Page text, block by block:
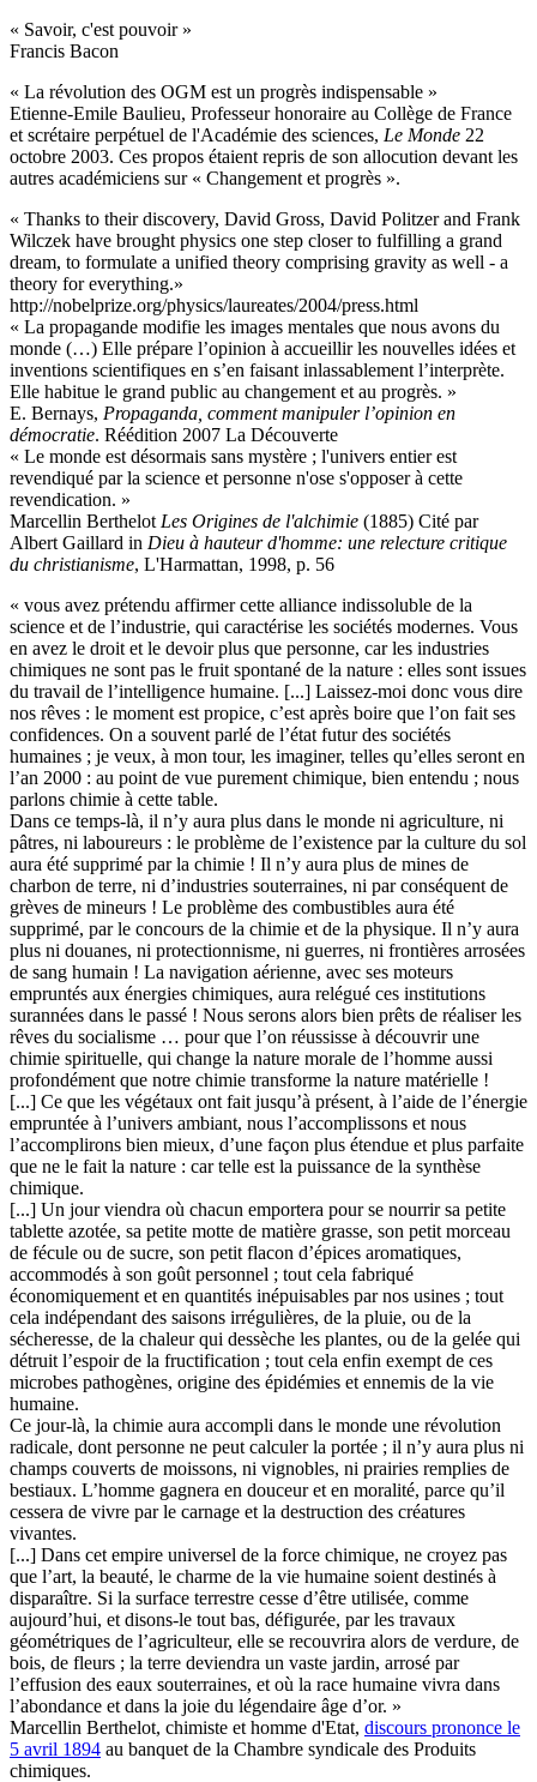
« Savoir, c'est pouvoir »
Francis Bacon
« La révolution des OGM est un progrès indispensable »
Etienne-Emile Baulieu, Professeur honoraire au Collège de France
et scrétaire perpétuel de l'Académie des sciences, Le Monde 22
octobre 2003. Ces propos étaient repris de son allocution devant les
autres académiciens sur « Changement et progrès ».
« Thanks to their discovery, David Gross, David Politzer and Frank
Wilczek have brought physics one step closer to fulfilling a grand
dream, to formulate a unified theory comprising gravity as well - a
theory for everything.»
http://nobelprize.org/physics/laureates/2004/press.html
« La propagande modifie les images mentales que nous avons du
monde (…) Elle prépare l’opinion à accueillir les nouvelles idées et
inventions scientifiques en s’en faisant inlassablement l’interprète.
Elle habitue le grand public au changement et au progrès. »
E. Bernays, Propaganda, comment manipuler l’opinion en
démocratie. Réédition 2007 La Découverte
« Le monde est désormais sans mystère ; l'univers entier est
revendiqué par la science et personne n'ose s'opposer à cette
revendication. »
Marcellin Berthelot Les Origines de l'alchimie (1885) Cité par
Albert Gaillard in Dieu à hauteur d'homme: une relecture critique
du christianisme, L'Harmattan, 1998, p. 56
« vous avez prétendu affirmer cette alliance indissoluble de la
science et de l’industrie, qui caractérise les sociétés modernes. Vous
en avez le droit et le devoir plus que personne, car les industries
chimiques ne sont pas le fruit spontané de la nature : elles sont issues
du travail de l’intelligence humaine. [...] Laissez-moi donc vous dire
nos rêves : le moment est propice, c’est après boire que l’on fait ses
confidences. On a souvent parlé de l’état futur des sociétés
humaines ; je veux, à mon tour, les imaginer, telles qu’elles seront en
l’an 2000 : au point de vue purement chimique, bien entendu ; nous
parlons chimie à cette table.
Dans ce temps-là, il n’y aura plus dans le monde ni agriculture, ni
pâtres, ni laboureurs : le problème de l’existence par la culture du sol
aura été supprimé par la chimie ! Il n’y aura plus de mines de
charbon de terre, ni d’industries souterraines, ni par conséquent de
grèves de mineurs ! Le problème des combustibles aura été
supprimé, par le concours de la chimie et de la physique. Il n’y aura
plus ni douanes, ni protectionnisme, ni guerres, ni frontières arrosées
de sang humain ! La navigation aérienne, avec ses moteurs
empruntés aux énergies chimiques, aura relégué ces institutions
surannées dans le passé ! Nous serons alors bien prêts de réaliser les
rêves du socialisme … pour que l’on réussisse à découvrir une
chimie spirituelle, qui change la nature morale de l’homme aussi
profondément que notre chimie transforme la nature matérielle !
[...] Ce que les végétaux ont fait jusqu’à présent, à l’aide de l’énergie
empruntée à l’univers ambiant, nous l’accomplissons et nous
l’accomplirons bien mieux, d’une façon plus étendue et plus parfaite
que ne le fait la nature : car telle est la puissance de la synthèse
chimique.
[...] Un jour viendra où chacun emportera pour se nourrir sa petite
tablette azotée, sa petite motte de matière grasse, son petit morceau
de fécule ou de sucre, son petit flacon d’épices aromatiques,
accommodés à son goût personnel ; tout cela fabriqué
économiquement et en quantités inépuisables par nos usines ; tout
cela indépendant des saisons irrégulières, de la pluie, ou de la
sécheresse, de la chaleur qui dessèche les plantes, ou de la gelée qui
détruit l’espoir de la fructification ; tout cela enfin exempt de ces
microbes pathogènes, origine des épidémies et ennemis de la vie
humaine.
Ce jour-là, la chimie aura accompli dans le monde une révolution
radicale, dont personne ne peut calculer la portée ; il n’y aura plus ni
champs couverts de moissons, ni vignobles, ni prairies remplies de
bestiaux. L’homme gagnera en douceur et en moralité, parce qu’il
cessera de vivre par le carnage et la destruction des créatures
vivantes.
[...] Dans cet empire universel de la force chimique, ne croyez pas
que l’art, la beauté, le charme de la vie humaine soient destinés à
disparaître. Si la surface terrestre cesse d’être utilisée, comme
aujourd’hui, et disons-le tout bas, défigurée, par les travaux
géométriques de l’agriculteur, elle se recouvrira alors de verdure, de
bois, de fleurs ; la terre deviendra un vaste jardin, arrosé par
l’effusion des eaux souterraines, et où la race humaine vivra dans
l’abondance et dans la joie du légendaire âge d’or. »
Marcellin Berthelot, chimiste et homme d'Etat, discours prononce le
5 avril 1894 au banquet de la Chambre syndicale des Produits
chimiques.